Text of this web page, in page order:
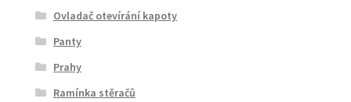
Ovladač otevírání kapoty
Panty
Prahy
Ramínka stěračů